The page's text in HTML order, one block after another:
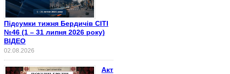
Підсумки тижня Бердичів СІТІ
№46 (1 – 31 липня 2026 року)
ВІДЕО
02.08.2026
Акт